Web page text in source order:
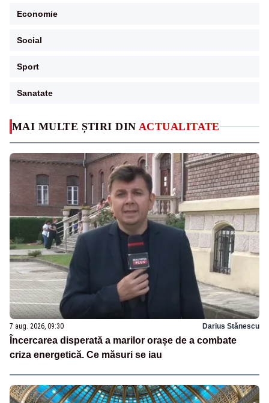
MAI MULTE ȘTIRI DIN ACTUALITATE
7 aug. 2026, 09:30 Darius Stănescu
Încercarea disperată a marilor orașe de a combate
criza energetică. Ce măsuri se iau
Economie
Social
Sport
Sanatate